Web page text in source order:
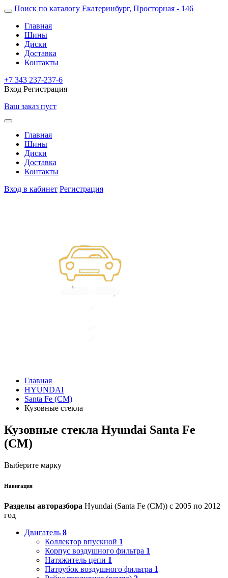
Поиск по каталогу Екатеринбург, Просторная - 146
Главная
Шины
Диски
Доставка
Контакты
+7 343 237-237-6
Вход Регистрация
Ваш заказ пуст
Главная
Шины
Диски
Доставка
Контакты
Вход в кабинет Регистрация
Главная
HYUNDAI
Santa Fe (CM)
Кузовные стекла
Кузовные стекла Hyundai Santa Fe
(CM)
Выберите марку
Навигация
Разделы авторазбора Hyundai (Santa Fe (CM)) с 2005 по 2012
год
Двигатель 8
Коллектор впускной 1
Корпус воздушного фильтра 1
Натяжитель цепи 1
Патрубок воздушного фильтра 1